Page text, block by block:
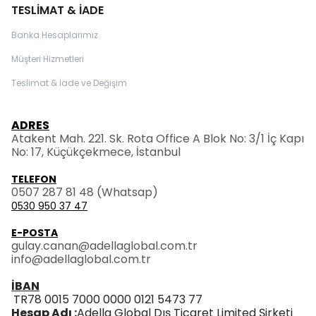
TESLİMAT & İADE
Banka Hesaplarımız
Müşteri Hizmetleri
Teslimat & İade ve Değişim
ADRES
Atakent Mah. 221. Sk. Rota Office A Blok No: 3/1 İç Kapı
No: 17, Küçükçekmece, İstanbul
TELEFON
0507 287 81 48 (Whatsap)
0530 950 37 47
E-POSTA
gulay.canan@adellaglobal.com.tr
info@adellaglobal.com.tr
İBAN
TR78 0015 7000 0000 0121 5473 77